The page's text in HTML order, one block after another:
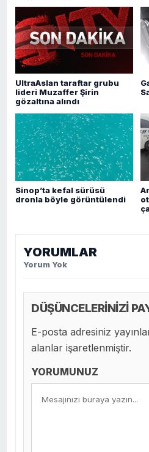
UltraAslan taraftar grubu
lideri Muzaffer Şirin
gözaltına alındı
Sinop’ta kefal sürüsü
dronla böyle görüntülendi
YORUMLAR
Yorum Yok
DÜŞÜNCELERİNİZİ
E-posta adresiniz
alanlar işaretlenmiştir.
YORUMUNUZ